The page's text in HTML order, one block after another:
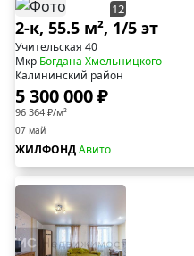
12
2-к, 55.5 м², 1/5 эт
Учительская 40
Мкр Богдана Хмельницкого
Калининский район
5 300 000 ₽
96 364 ₽/м²
07 май
ЖИЛФОНДАвито